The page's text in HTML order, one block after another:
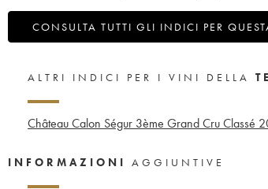
CONSULTA TUTTI GLI INDICI PER
ALTRI INDICI PER I VINI DELLA
Château Calon Ségur 3ème Grand Cru Classé
INFORMAZIONI AGGIUNTIVE